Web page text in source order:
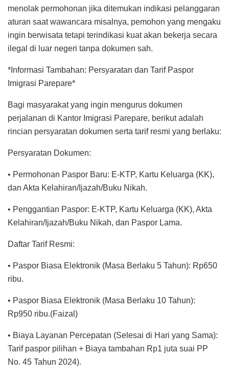
menolak permohonan jika ditemukan indikasi pelanggaran
aturan saat wawancara misalnya, pemohon yang mengaku
ingin berwisata tetapi terindikasi kuat akan bekerja secara
ilegal di luar negeri tanpa dokumen sah.
*Informasi Tambahan: Persyaratan dan Tarif Paspor
Imigrasi Parepare*
Bagi masyarakat yang ingin mengurus dokumen
perjalanan di Kantor Imigrasi Parepare, berikut adalah
rincian persyaratan dokumen serta tarif resmi yang berlaku:
Persyaratan Dokumen:
• Permohonan Paspor Baru: E-KTP, Kartu Keluarga (KK),
dan Akta Kelahiran/Ijazah/Buku Nikah.
• Penggantian Paspor: E-KTP, Kartu Keluarga (KK), Akta
Kelahiran/Ijazah/Buku Nikah, dan Paspor Lama.
Daftar Tarif Resmi:
• Paspor Biasa Elektronik (Masa Berlaku 5 Tahun): Rp650
ribu.
• Paspor Biasa Elektronik (Masa Berlaku 10 Tahun):
Rp950 ribu.(Faizal)
• Biaya Layanan Percepatan (Selesai di Hari yang Sama):
Tarif paspor pilihan + Biaya tambahan Rp1 juta suai PP
No. 45 Tahun 2024).